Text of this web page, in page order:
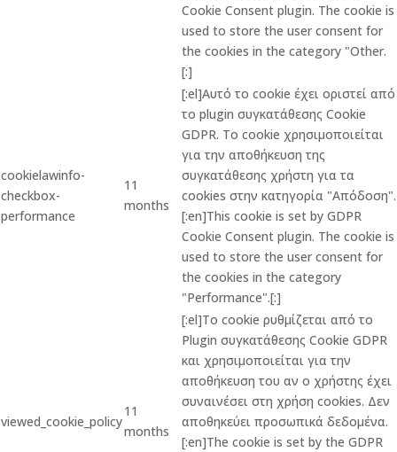
Cookie Consent plugin. The cookie is
used to store the user consent for
the cookies in the category "Other.
[:]
cookielawinfo-
checkbox-
performance
11
months
[:el]Αυτό το cookie έχει οριστεί από
το plugin συγκατάθεσης Cookie
GDPR. Το cookie χρησιμοποιείται
για την αποθήκευση της
συγκατάθεσης χρήστη για τα
cookies στην κατηγορία "Απόδοση".
[:en]This cookie is set by GDPR
Cookie Consent plugin. The cookie is
used to store the user consent for
the cookies in the category
"Performance".[:]
viewed_cookie_policy
11
months
[:el]Το cookie ρυθμίζεται από το
Plugin συγκατάθεσης Cookie GDPR
και χρησιμοποιείται για την
αποθήκευση του αν ο χρήστης έχει
συναινέσει στη χρήση cookies. Δεν
αποθηκεύει προσωπικά δεδομένα.
[:en]The cookie is set by the GDPR